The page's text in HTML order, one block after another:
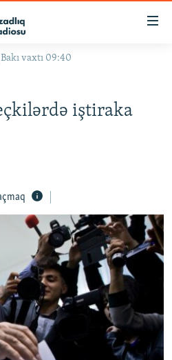
STANDARTLARIMIZ
vaxtı 09:40
iştiraka